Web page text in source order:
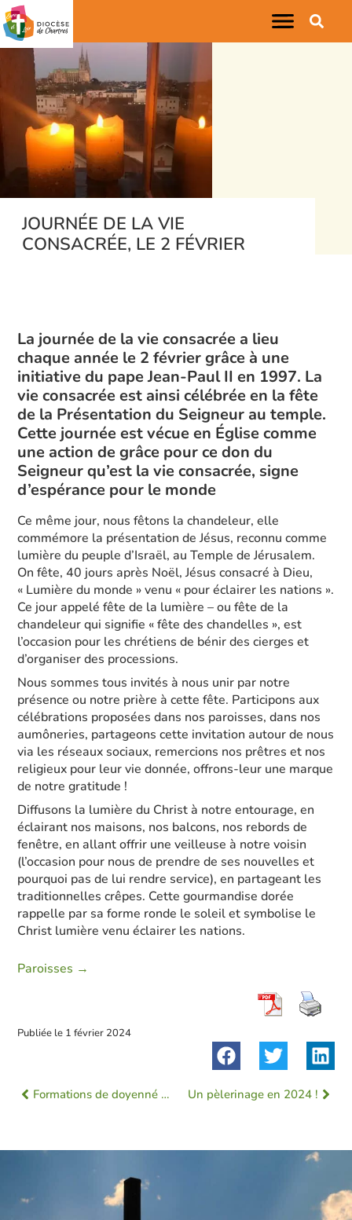
JOURNÉE DE LA VIE
CONSACRÉE, LE 2 FÉVRIER
La journée de la vie consacrée a lieu
chaque année le 2 février grâce à une
initiative du pape Jean-Paul II en 1997. La
vie consacrée est ainsi célébrée en la fête
de la Présentation du Seigneur au temple.
Cette journée est vécue en Église comme
une action de grâce pour ce don du
Seigneur qu’est la vie consacrée, signe
d’espérance pour le monde
Ce même jour, nous fêtons la chandeleur, elle
commémore la présentation de Jésus, reconnu comme
lumière du peuple d’Israël, au Temple de Jérusalem.
On fête, 40 jours après Noël, Jésus consacré à Dieu,
« Lumière du monde » venu « pour éclairer les nations ».
Ce jour appelé fête de la lumière – ou fête de la
chandeleur qui signifie « fête des chandelles », est
l’occasion pour les chrétiens de bénir des cierges et
d’organiser des processions.
Nous sommes tous invités à nous unir par notre
présence ou notre prière à cette fête. Participons aux
célébrations proposées dans nos paroisses, dans nos
aumôneries, partageons cette invitation autour de nous
via les réseaux sociaux, remercions nos prêtres et nos
religieux pour leur vie donnée, offrons-leur une marque
de notre gratitude !
Diffusons la lumière du Christ à notre entourage, en
éclairant nos maisons, nos balcons, nos rebords de
fenêtre, en allant offrir une veilleuse à notre voisin
(l’occasion pour nous de prendre de ses nouvelles et
pourquoi pas de lui rendre service), en partageant les
traditionnelles crêpes. Cette gourmandise dorée
rappelle par sa forme ronde le soleil et symbolise le
Christ lumière venu éclairer les nations.
Paroisses →
Publiée le 1 février 2024
Formations de doyenné 2023-2024 Un pèlerinage en 2024 !